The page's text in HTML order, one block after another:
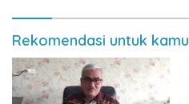
Rekomendasi untuk kamu